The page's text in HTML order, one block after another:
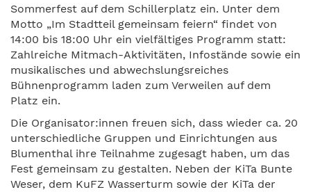
Sommerfest auf dem Schillerplatz ein. Unter dem
Motto „Im Stadtteil gemeinsam feiern“ findet von
14:00 bis 18:00 Uhr ein vielfältiges Programm statt:
Zahlreiche Mitmach-Aktivitäten, Infostände sowie ein
musikalisches und abwechslungsreiches
Bühnenprogramm laden zum Verweilen auf dem
Platz ein.
Die Organisator:innen freuen sich, dass wieder ca. 20
unterschiedliche Gruppen und Einrichtungen aus
Blumenthal ihre Teilnahme zugesagt haben, um das
Fest gemeinsam zu gestalten. Neben der KiTa Bunte
Weser, dem KuFZ Wasserturm sowie der KiTa der